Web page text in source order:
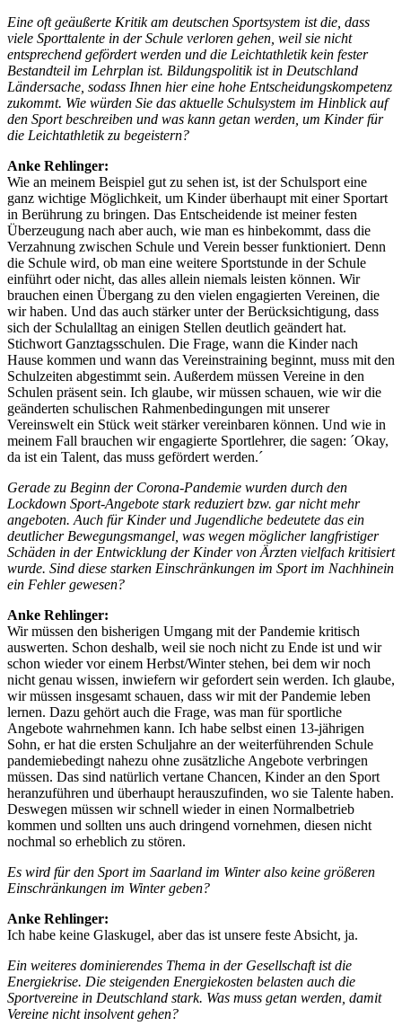
Eine oft geäußerte Kritik am deutschen Sportsystem ist die, dass
viele Sporttalente in der Schule verloren gehen, weil sie nicht
entsprechend gefördert werden und die Leichtathletik kein fester
Bestandteil im Lehrplan ist. Bildungspolitik ist in Deutschland
Ländersache, sodass Ihnen hier eine hohe Entscheidungskompetenz
zukommt. Wie würden Sie das aktuelle Schulsystem im Hinblick auf
den Sport beschreiben und was kann getan werden, um Kinder für
die Leichtathletik zu begeistern?
Anke Rehlinger:
Wie an meinem Beispiel gut zu sehen ist, ist der Schulsport eine
ganz wichtige Möglichkeit, um Kinder überhaupt mit einer Sportart
in Berührung zu bringen. Das Entscheidende ist meiner festen
Überzeugung nach aber auch, wie man es hinbekommt, dass die
Verzahnung zwischen Schule und Verein besser funktioniert. Denn
die Schule wird, ob man eine weitere Sportstunde in der Schule
einführt oder nicht, das alles allein niemals leisten können. Wir
brauchen einen Übergang zu den vielen engagierten Vereinen, die
wir haben. Und das auch stärker unter der Berücksichtigung, dass
sich der Schulalltag an einigen Stellen deutlich geändert hat.
Stichwort Ganztagsschulen. Die Frage, wann die Kinder nach
Hause kommen und wann das Vereinstraining beginnt, muss mit den
Schulzeiten abgestimmt sein. Außerdem müssen Vereine in den
Schulen präsent sein. Ich glaube, wir müssen schauen, wie wir die
geänderten schulischen Rahmenbedingungen mit unserer
Vereinswelt ein Stück weit stärker vereinbaren können. Und wie in
meinem Fall brauchen wir engagierte Sportlehrer, die sagen: ´Okay,
da ist ein Talent, das muss gefördert werden.´
Gerade zu Beginn der Corona-Pandemie wurden durch den
Lockdown Sport-Angebote stark reduziert bzw. gar nicht mehr
angeboten. Auch für Kinder und Jugendliche bedeutete das ein
deutlicher Bewegungsmangel, was wegen möglicher langfristiger
Schäden in der Entwicklung der Kinder von Ärzten vielfach kritisiert
wurde. Sind diese starken Einschränkungen im Sport im Nachhinein
ein Fehler gewesen?
Anke Rehlinger:
Wir müssen den bisherigen Umgang mit der Pandemie kritisch
auswerten. Schon deshalb, weil sie noch nicht zu Ende ist und wir
schon wieder vor einem Herbst/Winter stehen, bei dem wir noch
nicht genau wissen, inwiefern wir gefordert sein werden. Ich glaube,
wir müssen insgesamt schauen, dass wir mit der Pandemie leben
lernen. Dazu gehört auch die Frage, was man für sportliche
Angebote wahrnehmen kann. Ich habe selbst einen 13-jährigen
Sohn, er hat die ersten Schuljahre an der weiterführenden Schule
pandemiebedingt nahezu ohne zusätzliche Angebote verbringen
müssen. Das sind natürlich vertane Chancen, Kinder an den Sport
heranzuführen und überhaupt herauszufinden, wo sie Talente haben.
Deswegen müssen wir schnell wieder in einen Normalbetrieb
kommen und sollten uns auch dringend vornehmen, diesen nicht
nochmal so erheblich zu stören.
Es wird für den Sport im Saarland im Winter also keine größeren
Einschränkungen im Winter geben?
Anke Rehlinger:
Ich habe keine Glaskugel, aber das ist unsere feste Absicht, ja.
Ein weiteres dominierendes Thema in der Gesellschaft ist die
Energiekrise. Die steigenden Energiekosten belasten auch die
Sportvereine in Deutschland stark. Was muss getan werden, damit
Vereine nicht insolvent gehen?